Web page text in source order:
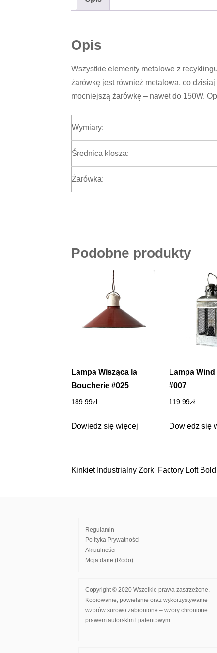
Opis
Wszystkie elementy metalowe z
żarówkę jest również metalowa, co
mocniejszą żarówkę – nawet do 150W.
Wymiary:
Średnica klosza:
Żarówka:
Podobne produkty
Lampa Wisząca la
Boucherie #025
189.99zł
Dowiedz się więcej
Lampa
#007
119.99zł
Dowiedz się
Nawigacja
Kinkiet Industrialny Zorki Factory Loft
Regulamin
Polityka Prywatności
Aktualności
Moja dane (Rodo)
Copyright © 2020 Wszelkie prawa zastrzeżone.
Kopiowanie, powielanie oraz wykorzystywanie
wzorów surowo zabronione – wzory chronione
prawem autorskim i patentowym.